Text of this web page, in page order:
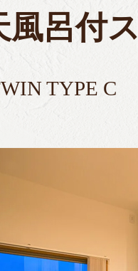
風呂付
TYPE C